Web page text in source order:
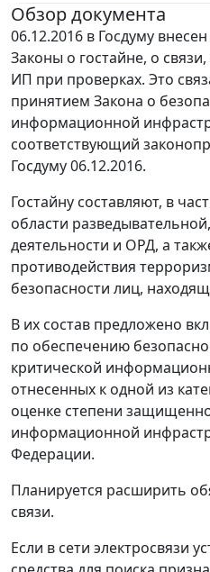
Обзор документа
06.12.2016 в Госдуму
Законы о гостайне, о
ИП при проверках. Это
принятием Закона о
информационной
соответствующий
Госдуму 06.12.2016.
Гостайну составляют, в
области
деятельности и ОРД, а
противодействия
безопасности лиц,
В их состав предложено
по обеспечению
критической
отнесенных к одной из
оценке степени
информационной
Федерации.
Планируется расширить
связи.
Если в сети электросвязи